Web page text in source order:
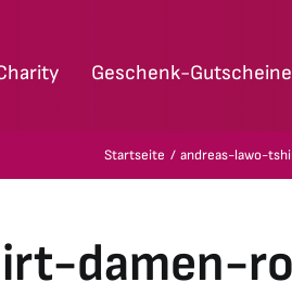
Geschenk-Gutscheine
Startseite andreas-lawo-
damen-